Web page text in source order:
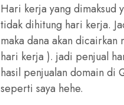
Hari kerja yang dimaksud
tidak dihitung hari kerja.
maka dana akan dicairkan
hari kerja ). jadi penjual
hasil penjualan domain di
seperti saya hehe.